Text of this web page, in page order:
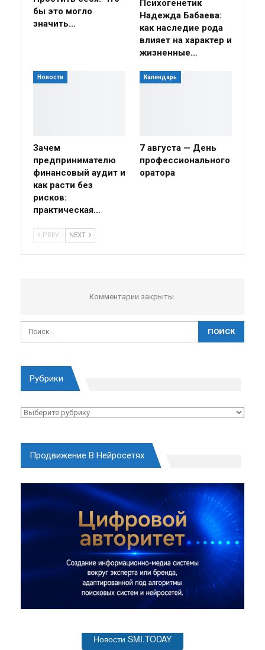
бы это могло
значить…
Психогенетик
Надежда Бабаева:
как наследие рода
влияет на характер и
жизненные…
Новости
Зачем
предпринимателю
финансовый аудит и
как расти без
рисков:
практическая…
Календарь
7 августа — День
профессионального
оратора
PREV NEXT
Комментарии закрыты.
Рубрики
Рубрики
Продвижение В Нейросетях